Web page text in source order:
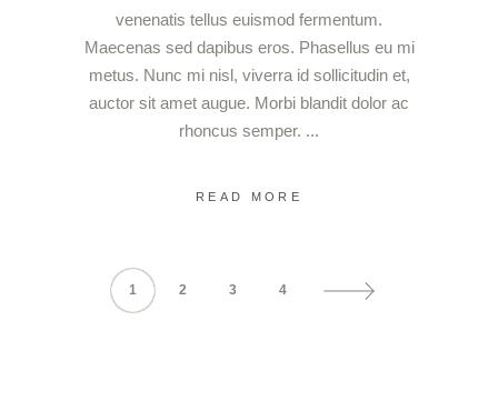
venenatis tellus euismod fermentum.
Maecenas sed dapibus eros. Phasellus eu mi
metus. Nunc mi nisl, viverra id sollicitudin et,
auctor sit amet augue. Morbi blandit dolor ac
rhoncus semper.
READ MORE
1 2 3 4